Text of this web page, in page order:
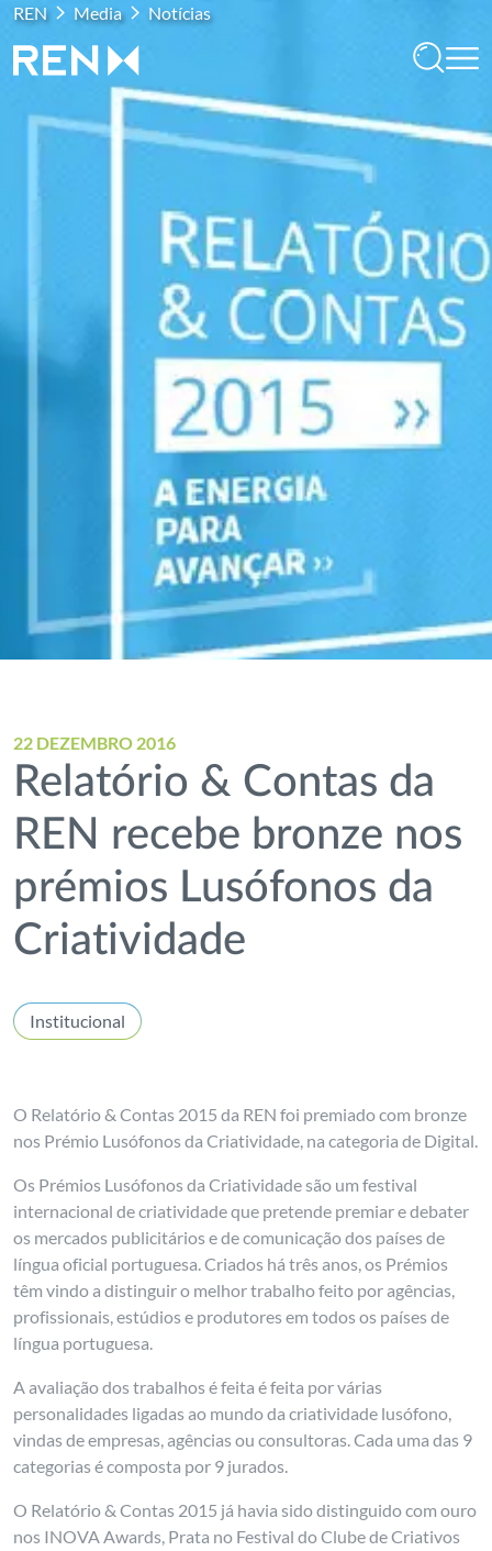
REN Media Notícias
22 DEZEMBRO 2016
Relatório & Contas da
REN recebe bronze nos
prémios Lusófonos da
Criatividade
Institucional
O Relatório & Contas 2015 da REN foi premiado com bronze
nos Prémio Lusófonos da Criatividade, na categoria de Digital.
Os Prémios Lusófonos da Criatividade são um festival
internacional de criatividade que pretende premiar e debater
os mercados publicitários e de comunicação dos países de
língua oficial portuguesa. Criados há três anos, os Prémios
têm vindo a distinguir o melhor trabalho feito por agências,
profissionais, estúdios e produtores em todos os países de
língua portuguesa.
A avaliação dos trabalhos é feita é feita por várias
personalidades ligadas ao mundo da criatividade lusófono,
vindas de empresas, agências ou consultoras. Cada uma das 9
categorias é composta por 9 jurados.
O Relatório & Contas 2015 já havia sido distinguido com ouro
nos INOVA Awards, Prata no Festival do Clube de Criativos